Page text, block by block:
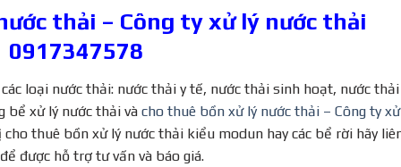
thải – Công ty xử lý nước thải
0917347578
loại nước thải: nước thải y tế, nước thải sinh hoạt, nước thải
bể xử lý nước thải và cho thuê bồn xử lý nước thải – Công ty
cho thuê bồn xử lý nước thải kiểu modun hay các bể rời hãy
được hỗ trợ tư vấn và báo giá.